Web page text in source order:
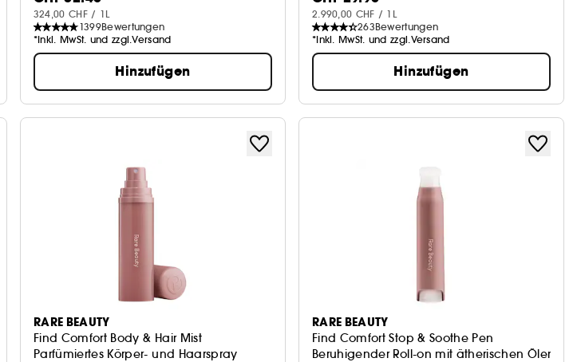
324,00 CHF / 1L
1399Bewertungen
*Inkl. MwSt. und zzgl.Versand
Hinzufügen
2.990,00 CHF / 1L
263Bewertungen
*Inkl. MwSt. und zzgl.Versand
Hinzufügen
RARE BEAUTY
Find Comfort Body & Hair Mist
Parfümiertes Körper- und Haarspray
RARE BEAUTY
Find Comfort Stop & Soothe Pen
Beruhigender Roll-on mit ätherischen Ölen